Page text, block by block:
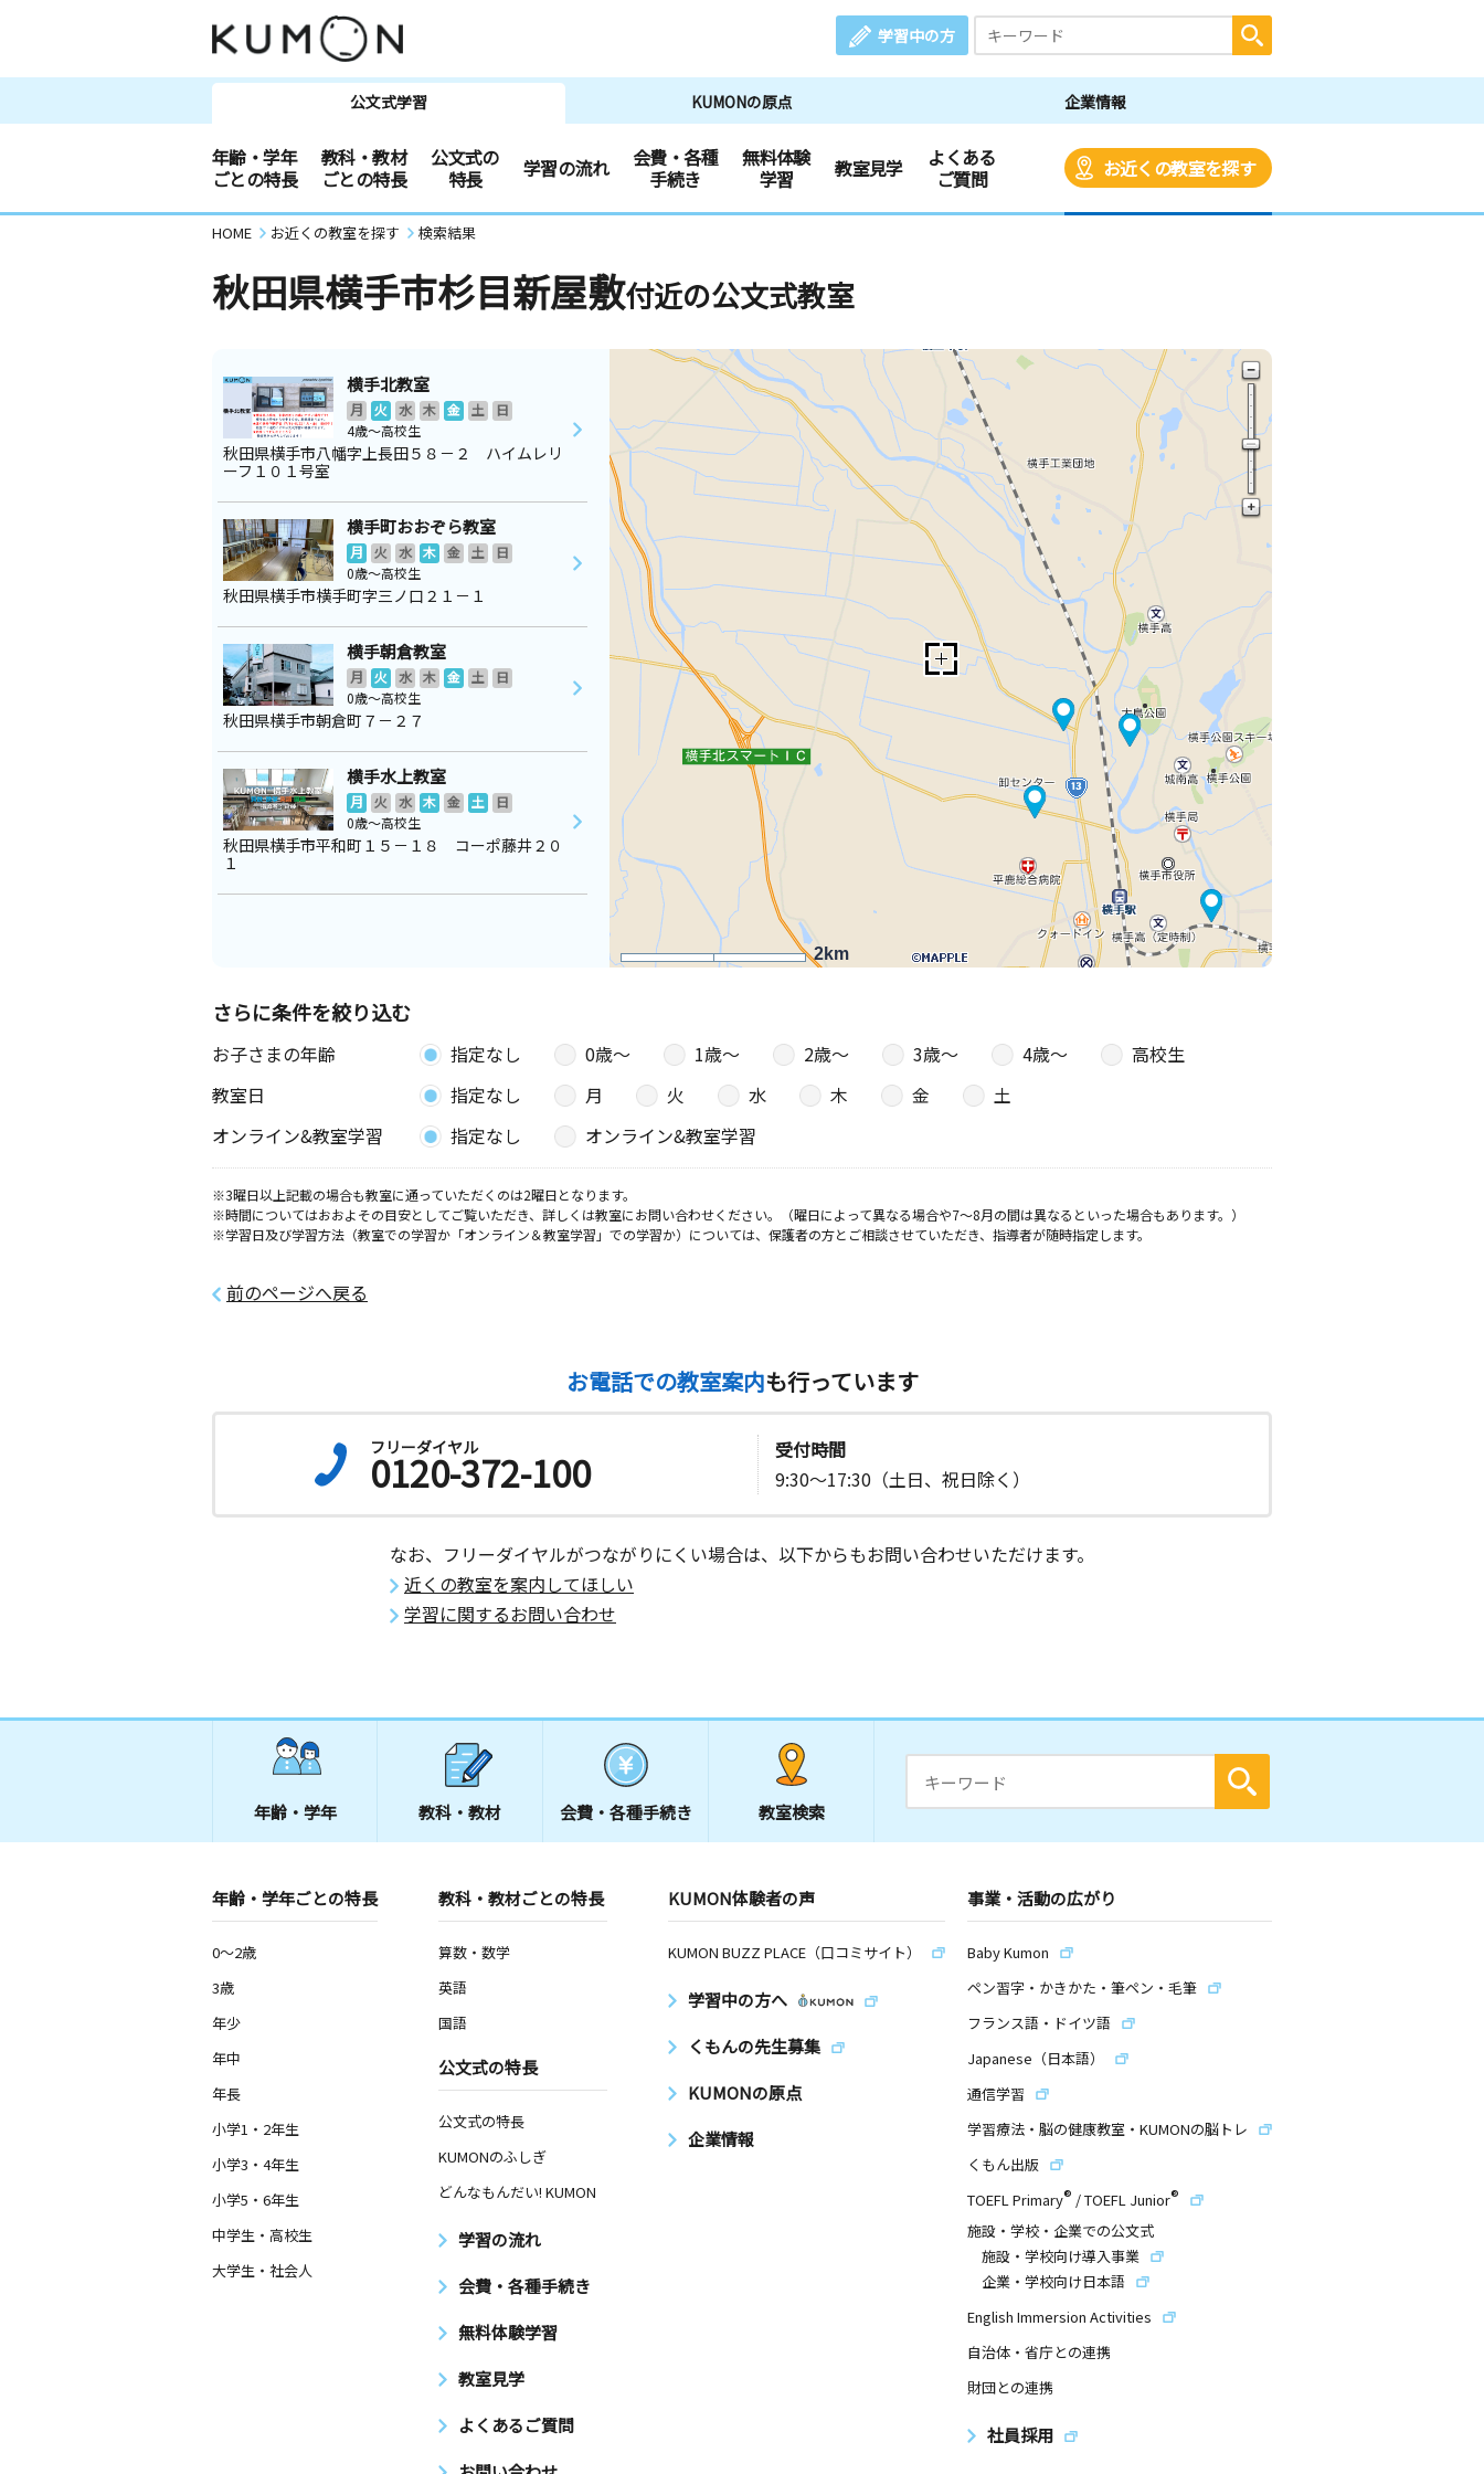
学習中の方
公文式学習 KUMONの原点 企業情報
年齢・学年
ごとの特長
教科・教材
ごとの特長
公文式の
特長
学習の流れ
会費・各種
手続き
無料体験
学習
教室見学
よくある
ご質問
お近くの教室を探す
HOME お近くの教室を探す 検索結果
秋田県横手市杉目新屋敷付近の公文式教室
2km
横手北教室
月 火 水 木 金 土
日
4歳～高校生
秋田県横手市八幡字上長田５８－２ ハイムレリ
ーフ１０１号室
横手町おおぞら教室
月 火 水 木 金 土
日
0歳～高校生
秋田県横手市横手町字三ノ口２１－１
横手朝倉教室
月 火 水 木 金 土
日
0歳～高校生
秋田県横手市朝倉町７－２７
横手水上教室
月 火 水 木 金 土
日
0歳～高校生
秋田県横手市平和町１５－１８ コーポ藤井２０
１
さらに条件を絞り込む
お子さまの年齢 指定なし 0歳〜 1歳〜 2歳〜 3歳〜 4歳〜
高校生
教室日
指定なし 月 火 水 木 金
土
オンライン&教室学習
指定なし オンライン&教室学習
※3曜日以上記載の場合も教室に通っていただくのは2曜日となります。
※時間についてはおおよその目安としてご覧いただき、詳しくは教室にお問い合わせください。（曜日によって異なる場合や7～8月の間は異なるといった場合もあります。）
※学習日及び学習方法（教室での学習か「オンライン＆教室学習」での学習か）については、保護者の方とご相談させていただき、指導者が随時指定します。
前のページへ戻る
お電話での教室案内も行っています
フリーダイヤル
0120-372-100
受付時間
9:30～17:30（土日、祝日除く）
なお、フリーダイヤルがつながりにくい場合は、以下からもお問い合わせいただけます。
近くの教室を案内してほしい
学習に関するお問い合わせ
年齢・学年 教科・教材 会費・ 各種手続き 教室検索
年齢・学年ごとの特長
0～2歳
3歳
年少
年中
年長
小学1・2年生
小学3・4年生
小学5・6年生
中学生・高校生
大学生・社会人
教科・教材ごとの特長
算数・数学
英語
国語
公文式の特長
公文式の特長
KUMONのふしぎ
どんなもんだい! KUMON
学習の流れ
会費・各種手続き
無料体験学習
教室見学
よくあるご質問
KUMON体験者の声
KUMON BUZZ PLACE（口コミサイト）
学習中の方へ
くもんの先生募集
KUMONの原点
企業情報
事業・活動の広がり
Baby Kumon
ペン習字・かきかた・筆ペン・毛筆
フランス語・ドイツ語
Japanese（日本語）
通信学習
学習療法・脳の健康教室・KUMONの脳トレ
くもん出版
TOEFL Primary® /TOEFL Junior®
施設・学校・企業での公文式
施設・学校向け導入事業
企業・学校向け日本語
English Immersion Activities
自治体・省庁との連携
財団との連携
社員採用